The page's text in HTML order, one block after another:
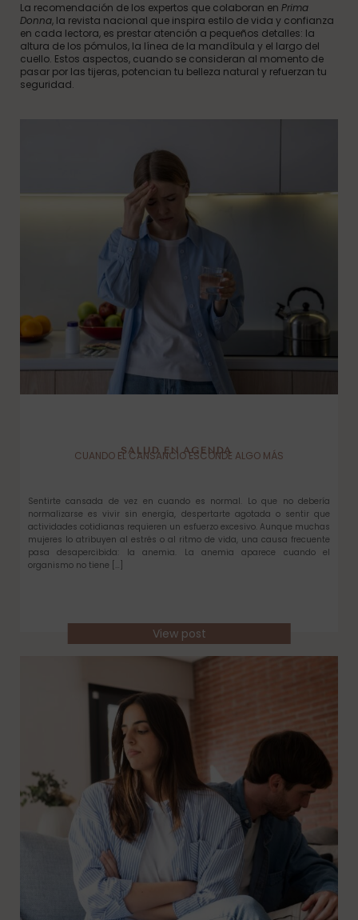
La recomendación de los expertos que colaboran en Prima
Donna, la revista nacional que inspira estilo de vida y confianza
en cada lectora, es prestar atención a pequeños detalles: la
altura de los pómulos, la línea de la mandíbula y el largo del
cuello. Estos aspectos, cuando se consideran al momento de
pasar por las tijeras, potencian tu belleza natural y refuerzan tu
seguridad.
SALUD EN AGENDA
CUANDO EL CANSANCIO ESCONDE ALGO MÁS
Sentirte cansada de vez en cuando es normal. Lo que no debería
normalizarse es vivir sin energía, despertarte agotada o sentir que
actividades cotidianas requieren un esfuerzo excesivo. Aunque muchas
mujeres lo atribuyen al estrés o al ritmo de vida, una causa frecuente
pasa desapercibida: la anemia. La anemia aparece cuando el
organismo no tiene […]
View post